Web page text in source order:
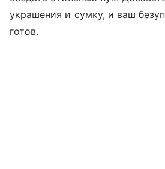
украшения и сумку, и ваш
готов.